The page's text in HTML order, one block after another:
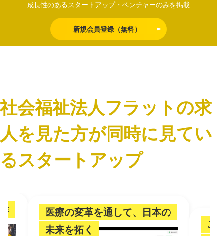
成長性のあるスタートアップ・ベンチャーのみを掲載
新規会員登録（無料）
社会福祉法人フラットの求
人を見た方が同時に見てい
るスタートアップ
医療の変革を通して、日本の
未来を拓く